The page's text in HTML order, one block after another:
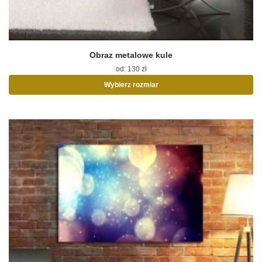
Obraz metalowe kule
od: 130 zł
Wybierz rozmiar
wiele
wariantów.
Opcje
można
na
stronie
produktu